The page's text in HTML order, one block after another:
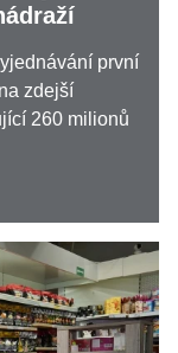
první
zdejší
260 milionů